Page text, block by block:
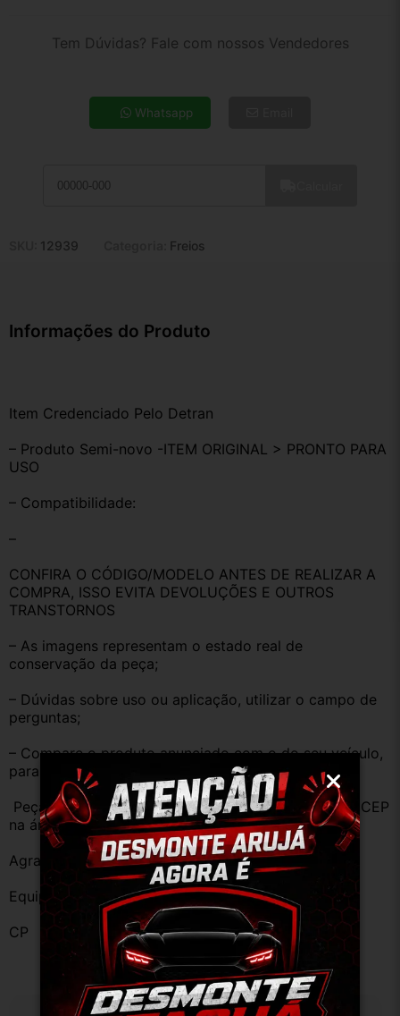
5x de R$ 19,99
6x de R$ 16,86
9x de R$ 11,64
Tem Dúvidas? Fale com nossos Vendedores
Whatsapp
12939 Freios
Informações do Produto
Item Credenciado Pelo Detran
– Produto Semi-novo -ITEM ORIGINAL > PRONTO PARA
USO
– Compatibilidade:
–
CONFIRA O CÓDIGO/MODELO ANTES DE REALIZAR A
COMPRA, ISSO EVITA DEVOLUÇÕES E OUTROS
TRANSTORNOS
– As imagens representam o estado real de
conservação da peça;
– Dúvidas sobre uso ou aplicação, utilizar o campo de
perguntas;
– Compare o produto anunciado com o do seu veículo,
para evitar trocas;
na área de perguntas para realizar cotação
Agradecemos a preferência!
Equipe DESMONTE ARUJÁ.
CP